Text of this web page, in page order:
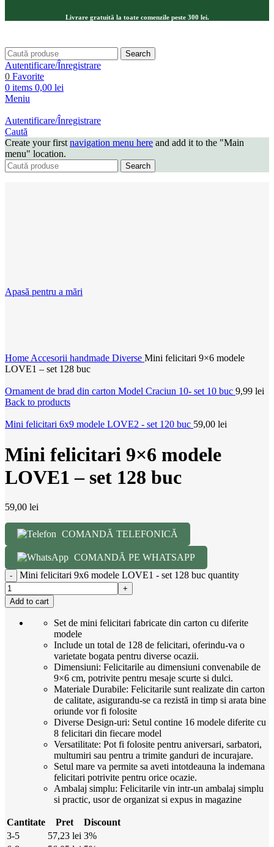
Livrare gratuită la toate comenzile peste 300 lei.
Search
Autentificare/Înregistrare
0 Favorite
0 items 0,00 lei
Meniu
Autentificare/Înregistrare
Caută
Create your first navigation menu here and add it to the "Main
menu" location.
Search
Apasă pentru a mări
Home Accesorii handmade Diverse Mini felicitari 9×6 modele
LOVE1 – set 128 buc
Ornament de brad din carton Model Craciun 10- set 10 buc 9,99 lei
Back to products
Mini felicitari 6x9 modele LOVE2 - set 120 buc 59,00 lei
Mini felicitari 9×6 modele
LOVE1 – set 128 buc
59,00 lei
COMANDĂ TELEFONICĂ
COMANDĂ PE WHATSAPP
Mini felicitari 9x6 modele LOVE1 - set 128 buc quantity
Add to cart
Set de mini felicitari fabricate din carton cu diferite
modele
Include un total de 128 de felicitari, oferindu-va o
varietate bogata pentru diverse ocazii.
Dimensiuni: Felicitarile au dimensiuni convenabile de
9×6 cm, potrivite pentru mesaje scurte si dulci.
Materiale Durabile: Felicitarile sunt realizate din carton
de calitate, asigurandu-se ca rezistă in timp si arata bine
oriunde vor fi folosite
Diverse Design-uri: Setul contine 16 modele diferite cu
8 felicitari din fiecare model
Versatilitate: Pot fi folosite pentru aniversari, sarbatori,
multumiri sau pentru a trimite ganduri de incurajare.
Setul mare va permite sa aveti intotdeauna la indemana
felicitari potrivite pentru orice ocazie.
Ambalaj simplu: Felicitarile vin intr-un ambalaj simplu
si practic, usor de organizat si expus in magazine
Cantitate Pret
Discount
3-5
57,23 lei 3%